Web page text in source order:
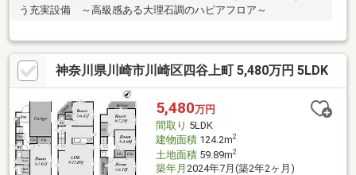
う充実設備 ～高級感ある大理石調のハピアフロア～
神奈川県川崎市川崎区四谷上町 5,480万円 5LDK
5,480万円
間取り 5LDK
建物面積124.2m2
土地面積59.89m2
築年月 2024年7月(築2年2ヶ月)